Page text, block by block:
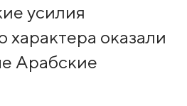
усилия
характера оказали
Арабские